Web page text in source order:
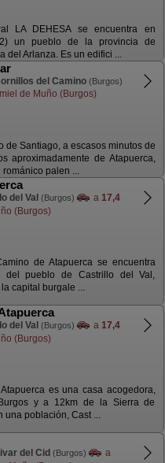
LA DEHESA se encuentra en
un pueblo de la provincia de
del Arlanza. Es un edifici ...
del Camino (Burgos)
de Muño (Burgos)
de Santiago, a escasos minutos de
aproximadamente de Atapuerca,
palen ...
del Val (Burgos) a 17,4
(Burgos)
de Atapuerca se encuentra
del pueblo de Castrillo del Val,
capital burgale ...
del Val (Burgos) a 17,4
(Burgos)
es una casa acogedora,
y a 12km de la Sierra de
una población, Cast ...
del Cid (Burgos)
a